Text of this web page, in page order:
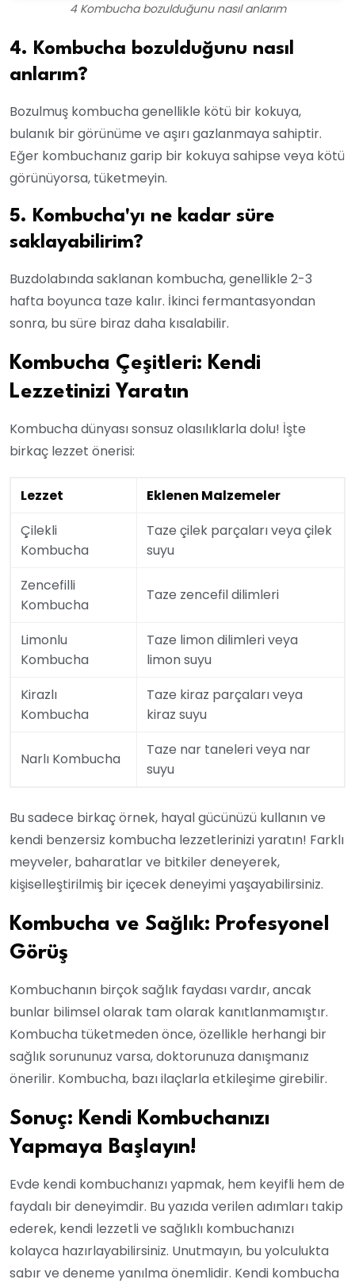
4 Kombucha bozulduğunu nasıl anlarım
4. Kombucha bozulduğunu nasıl
anlarım?
Bozulmuş kombucha genellikle kötü bir kokuya,
bulanık bir görünüme ve aşırı gazlanmaya sahiptir.
Eğer kombuchanız garip bir kokuya sahipse veya kötü
görünüyorsa, tüketmeyin.
5. Kombucha'yı ne kadar süre
saklayabilirim?
Buzdolabında saklanan kombucha, genellikle 2-3
hafta boyunca taze kalır. İkinci fermantasyondan
sonra, bu süre biraz daha kısalabilir.
Kombucha Çeşitleri: Kendi
Lezzetinizi Yaratın
Kombucha dünyası sonsuz olasılıklarla dolu! İşte
birkaç lezzet önerisi:
Lezzet
Eklenen Malzemeler
Çilekli
Kombucha
Taze çilek parçaları veya çilek
suyu
Zencefilli
Kombucha
Taze zencefil dilimleri
Limonlu
Kombucha
Taze limon dilimleri veya
limon suyu
Kirazlı
Kombucha
Taze kiraz parçaları veya
kiraz suyu
Narlı Kombucha
Taze nar taneleri veya nar
suyu
Bu sadece birkaç örnek, hayal gücünüzü kullanın ve
kendi benzersiz kombucha lezzetlerinizi yaratın! Farklı
meyveler, baharatlar ve bitkiler deneyerek,
kişiselleştirilmiş bir içecek deneyimi yaşayabilirsiniz.
Kombucha ve Sağlık: Profesyonel
Görüş
Kombuchanın birçok sağlık faydası vardır, ancak
bunlar bilimsel olarak tam olarak kanıtlanmamıştır.
Kombucha tüketmeden önce, özellikle herhangi bir
sağlık sorununuz varsa, doktorunuza danışmanız
önerilir. Kombucha, bazı ilaçlarla etkileşime girebilir.
Sonuç: Kendi Kombuchanızı
Yapmaya Başlayın!
Evde kendi kombuchanızı yapmak, hem keyifli hem de
faydalı bir deneyimdir. Bu yazıda verilen adımları takip
ederek, kendi lezzetli ve sağlıklı kombuchanızı
kolayca hazırlayabilirsiniz. Unutmayın, bu yolculukta
sabır ve deneme yanılma önemlidir. Kendi kombucha